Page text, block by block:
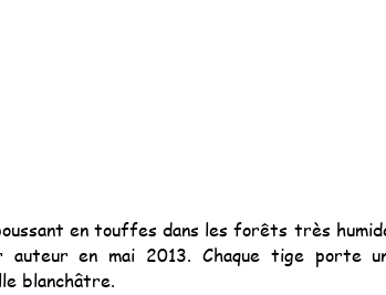
en touffes dans les forêts très
en mai 2013. Chaque tige porte
blanchâtre.